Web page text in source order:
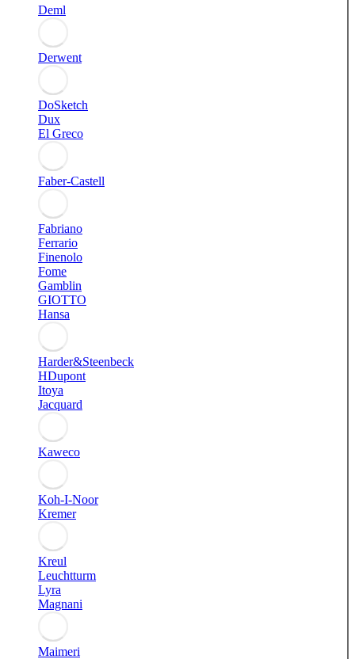
Deml
Derwent
DoSketch
Dux
El Greco
Faber-Castell
Fabriano
Ferrario
Finenolo
Fome
Gamblin
GIOTTO
Hansa
Harder&Steenbeck
HDupont
Itoya
Jacquard
Kaweco
Koh-I-Noor
Kremer
Kreul
Leuchtturm
Lyra
Magnani
Maimeri